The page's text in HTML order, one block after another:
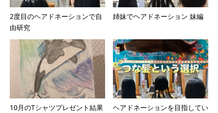
2度目のヘアドネーションで自
由研究
姉妹でヘアドネーション 妹編
10月のTシャツプレゼント結果
ヘアドネーションを目指してい